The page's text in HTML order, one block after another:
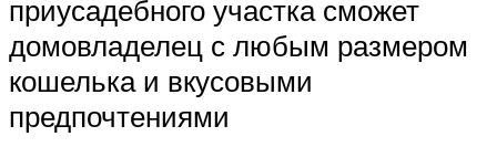
приусадебного участка сможет
домовладелец с любым размером
кошелька и вкусовыми
предпочтениями